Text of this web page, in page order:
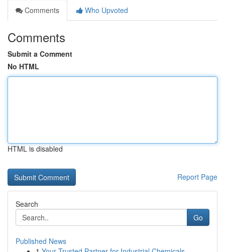
Comments
Who Upvoted
Comments
Submit a Comment
No HTML
HTML is disabled
Report Page
Search
Go
Published News